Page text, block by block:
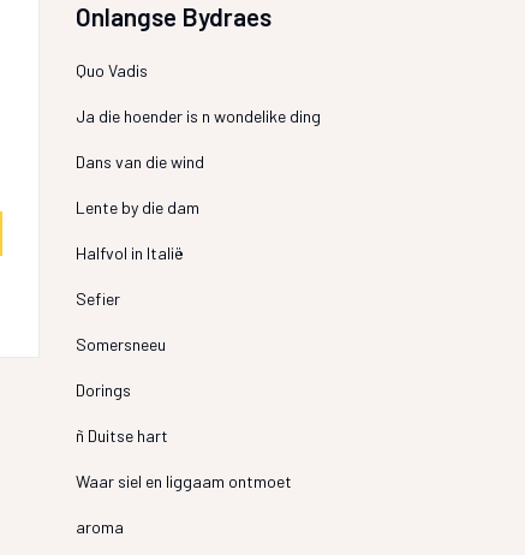
Onlangse Bydraes
Quo Vadis
Ja die hoender is n wondelike ding
Dans van die wind
Lente by die dam
Halfvol in Italië
Sefier
Somersneeu
Dorings
ñ Duitse hart
Waar siel en liggaam ontmoet
aroma